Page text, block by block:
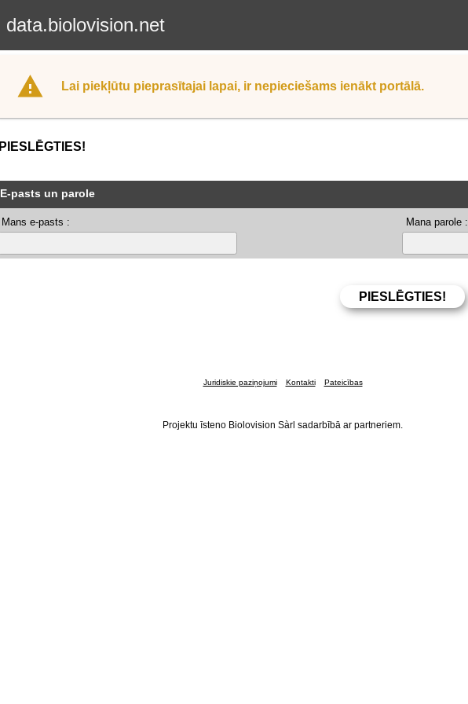
data.biolovision.net
Lai piekļūtu pieprasītajai lapai, ir nepieciešams ienākt portālā.
PIESLĒGTIES!
E-pasts un parole
Mans e-pasts : Mana parole :
Juridiskie paziņojumi Kontakti Pateicības
Projektu īsteno Biolovision Sàrl sadarbībā ar partneriem.